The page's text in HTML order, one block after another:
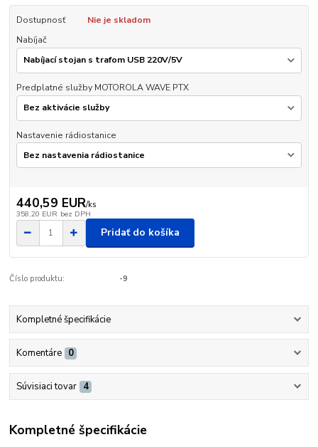
Dostupnosť
Nie je skladom
Nabíjač
Predplatné služby MOTOROLA WAVE PTX
Nastavenie rádiostanice
440,59 EUR/ks
358,20 EUR bez DPH
Pridať do košíka
Číslo produktu: -9
Kompletné špecifikácie
Komentáre 0
Súvisiaci tovar 4
Kompletné špecifikácie